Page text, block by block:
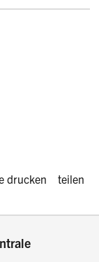
Seite
drucken teilen